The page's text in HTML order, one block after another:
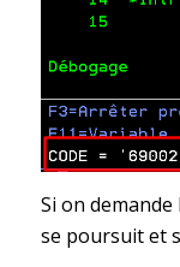
Si on
se poursuit et